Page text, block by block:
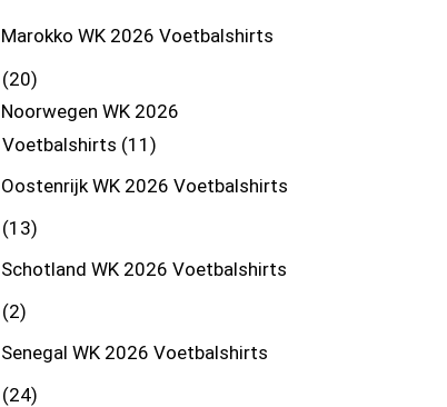
Marokko WK 2026 Voetbalshirts
20
Noorwegen WK 2026
Voetbalshirts 11
Oostenrijk WK 2026 Voetbalshirts
13
Schotland WK 2026 Voetbalshirts
2
Senegal WK 2026 Voetbalshirts
24